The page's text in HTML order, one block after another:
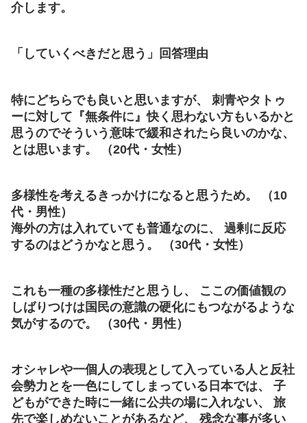
介します。
「していくべきだと思う」回答理由
特にどちらでも良いと思いますが、 刺青やタトゥ
ーに対して『無条件に』快く思わない方もいるかと
思うのでそういう意味で緩和されたら良いのかな、
とは思います。 （20代・女性）
多様性を考えるきっかけになると思うため。 （10
代・男性）
海外の方は入れていても普通なのに、 過剰に反応
するのはどうかなと思う。 （30代・女性）
これも一種の多様性だと思うし、 ここの価値観の
しばりつけは国民の意識の硬化にもつながるような
気がするので。 （30代・男性）
オシャレや一個人の表現として入っている人と反社
会勢力とを一色にしてしまっている日本では、 子
どもができた時に一緒に公共の場に入れない、 旅
先で楽しめないことがあるなど、 残念な事が多い